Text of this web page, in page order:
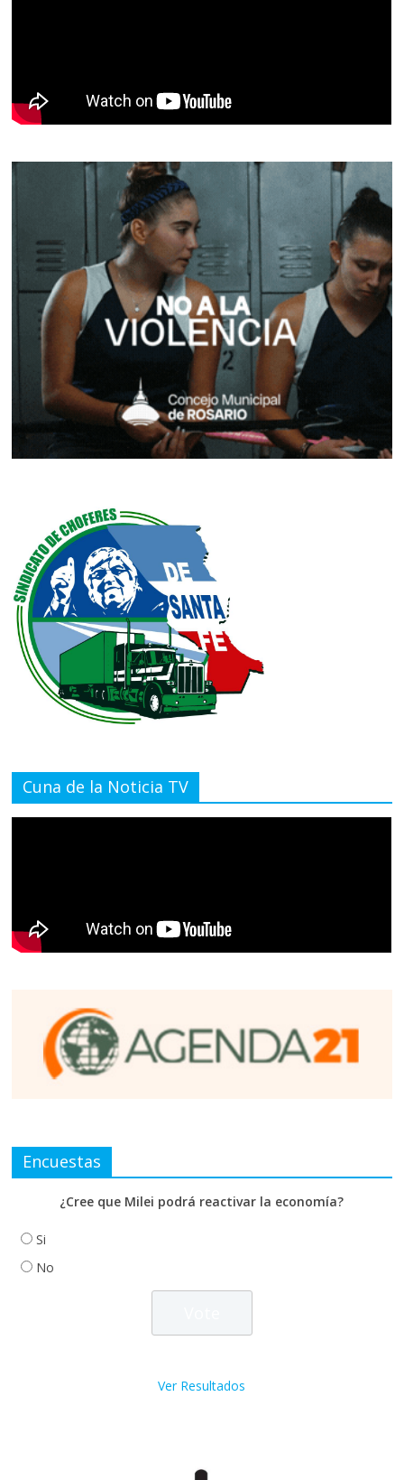
Cuna de la Noticia TV
Encuestas
¿Cree que Milei podrá reactivar la economía?
Si
No
Ver Resultados